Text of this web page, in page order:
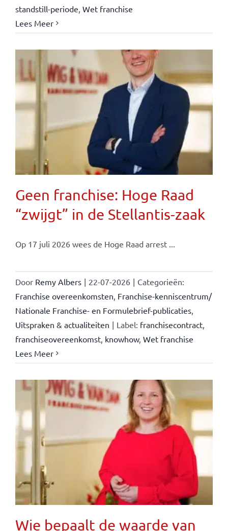
standstill-periode Wet franchise
Lees Meer
Geen franchise: Hoge Raad
“zwijgt” in de Stellantis-zaak
Op 17 juli 2026 wees de Hoge Raad arrest ...
Door Remy Albers | 22-07-2026 | Categorieën:
Franchise overeenkomsten Franchise-kenniscentrum/
Nationale Franchise- en Formulebrief-publicaties,
Uitspraken & actualiteiten | Label: franchisecontract,
franchiseovereenkomst, knowhow, Wet franchise
Lees Meer
Wie bepaalt de waarde van